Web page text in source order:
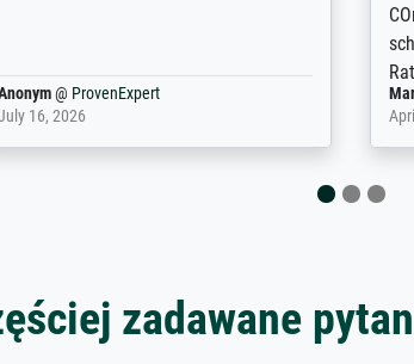
@ProvenExpert
2, 2025
zadawane